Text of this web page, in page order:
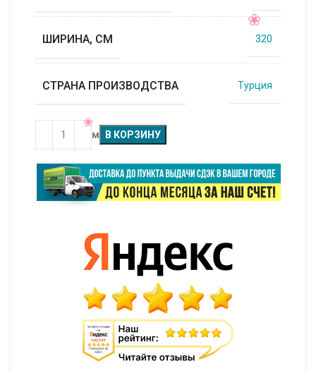
ШИРИНА, СМ 320
СТРАНА ПРОИЗВОДСТВА Турция
м В КОРЗИНУ